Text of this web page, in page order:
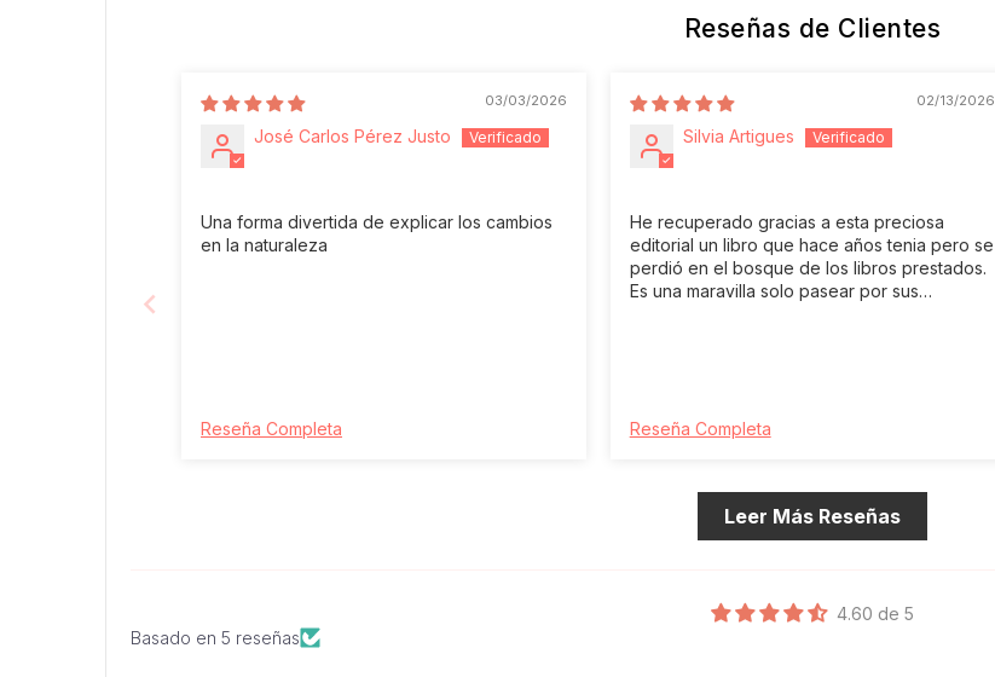
Reseñas de Clientes
03/03/2026
José Carlos Pérez Justo
Una forma divertida de explicar los cambios
en la naturaleza
Reseña Completa
02/13/2026
Silvia Artigues
He recuperado gracias a esta preciosa
editorial un libro que hace años tenia pero se
perdió en el bosque de los libros prestados.
Es una maravilla solo pasear por sus
hondura. Lo recomiendo a pequeños y
Reseña Completa
Leer Más Reseñas
4.60 de 5
Basado en 5 reseñas